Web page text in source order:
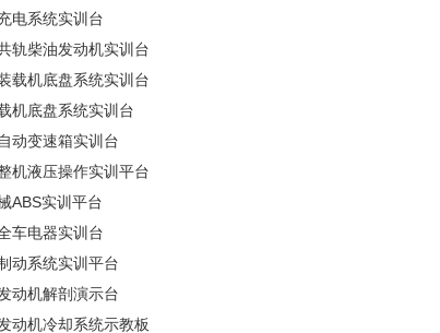
电系统实训台
轨柴油发动机实训台
载机底盘系统实训台
机底盘系统实训台
动变速箱实训台
机液压操作实训平台
ABS实训平台
车电器实训台
动系统实训平台
动机解剖演示台
动机冷却系统示教板